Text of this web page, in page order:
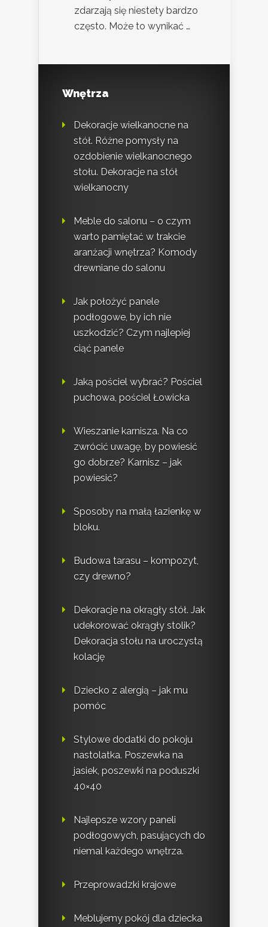
zdarzają się niestety bardzo
często. Może to wynikać …
Wnętrza
Dekoracje wielkanocne na
stół. Różne pomysły na
ozdobienie wielkanocnego
stołu. Dekoracje na stół
wielkanocny
Meble do salonu – o czym
warto pamiętać w trakcie
aranżacji wnętrza? Komody
drewniane do salonu
Jak położyć panele
podłogowe, by ich nie
uszkodzić? Czym najlepiej
ciąć panele
Jaką pościel wybrać? Pościel
puchowa, pościel Łowicka
Wieszanie karnisza. Na co
zwrócić uwagę, by powiesić
go dobrze? Karnisz – jak
powiesić?
Sposoby na małą łazienkę w
bloku.
Budowa tarasu – kompozyt,
czy drewno?
Dekoracje na okrągły stół. Jak
udekorować okrągły stolik?
Dekoracja stołu na uroczystą
kolację
Dziecko z alergią – jak mu
pomóc
Stylowe dodatki do pokoju
nastolatka. Poszewka na
jasiek, poszewki na poduszki
40×40
Najlepsze wzory paneli
podłogowych, pasujących do
niemal każdego wnętrza.
Przeprowadzki krajowe
Meblujemy pokój dla dziecka